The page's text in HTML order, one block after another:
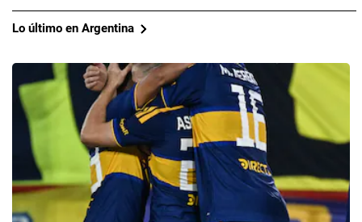
Lo último en Argentina